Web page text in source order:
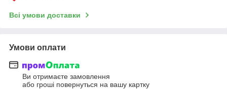
Всі умови доставки
Умови оплати
Ви отримаєте замовлення
або гроші повернуться на вашу картку